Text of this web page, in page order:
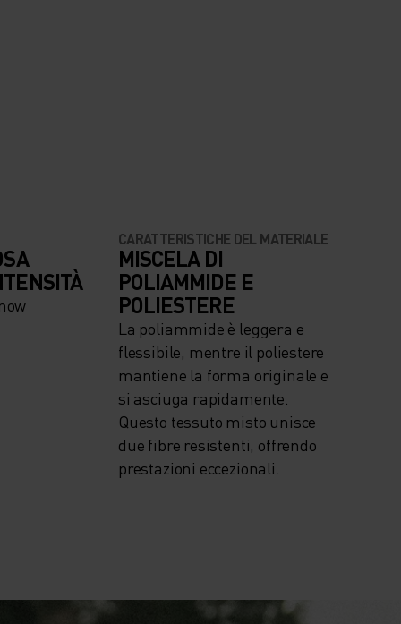
CARATTERISTICHE DEL MATERIALE
MISCELA DI
POLIAMMIDE E
POLIESTERE
La poliammide è leggera e
flessibile, mentre il poliestere
mantiene la forma originale e
si asciuga rapidamente.
Questo tessuto misto unisce
due fibre resistenti, offrendo
prestazioni eccezionali.